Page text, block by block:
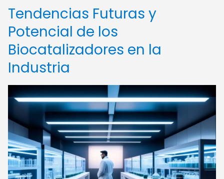
Tendencias Futuras y
Potencial de los
Biocatalizadores en la
Industria